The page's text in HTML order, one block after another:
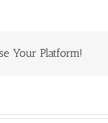
Your Platform!